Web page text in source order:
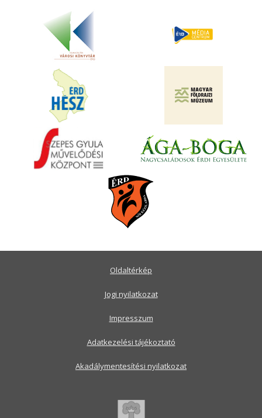
Oldaltérkép
Jogi nyilatkozat
Impresszum
Adatkezelési tájékoztató
Akadálymentesítési nyilatkozat